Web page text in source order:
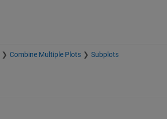
Combine Multiple Plots Subplots